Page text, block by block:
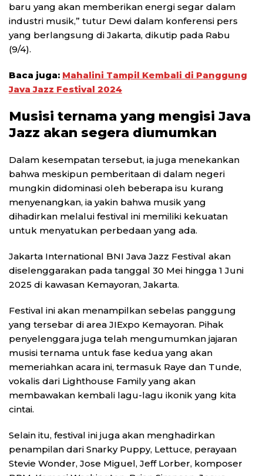
baru yang akan memberikan energi segar dalam
industri musik,” tutur Dewi dalam konferensi pers
yang berlangsung di Jakarta, dikutip pada Rabu
(9/4).
Baca juga: Mahalini Tampil Kembali di Panggung
Java Jazz Festival 2024
Musisi ternama yang mengisi Java
Jazz akan segera diumumkan
Dalam kesempatan tersebut, ia juga menekankan
bahwa meskipun pemberitaan di dalam negeri
mungkin didominasi oleh beberapa isu kurang
menyenangkan, ia yakin bahwa musik yang
dihadirkan melalui festival ini memiliki kekuatan
untuk menyatukan perbedaan yang ada.
Jakarta International BNI Java Jazz Festival akan
diselenggarakan pada tanggal 30 Mei hingga 1 Juni
2025 di kawasan Kemayoran, Jakarta.
Festival ini akan menampilkan sebelas panggung
yang tersebar di area JIExpo Kemayoran. Pihak
penyelenggara juga telah mengumumkan jajaran
musisi ternama untuk fase kedua yang akan
memeriahkan acara ini, termasuk Raye dan Tunde,
vokalis dari Lighthouse Family yang akan
membawakan kembali lagu-lagu ikonik yang kita
cintai.
Selain itu, festival ini juga akan menghadirkan
penampilan dari Snarky Puppy, Lettuce, perayaan
Stevie Wonder, Jose Miguel, Jeff Lorber, komposer